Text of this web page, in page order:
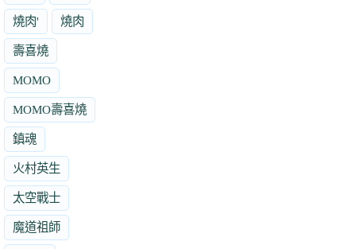
燒肉' 燒肉
壽喜燒
MOMO
MOMO壽喜燒
鎮魂
火村英生
太空戰士
魔道祖師